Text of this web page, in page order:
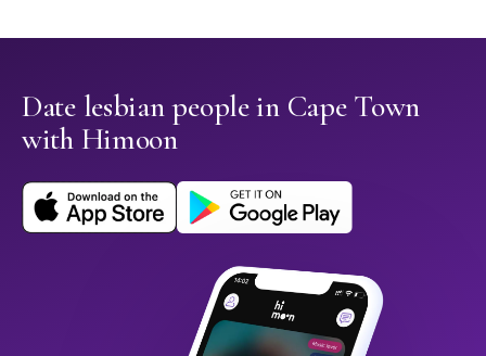
Date lesbian people in Cape Town
with Himoon